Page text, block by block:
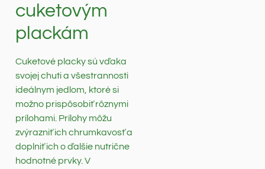
cuketovým
plackám
Cuketové placky sú vďaka
svojej chuti a všestrannosti
ideálnym jedlom, ktoré si
možno prispôsobiť rôznymi
prílohami. Prílohy môžu
zvýrazniť ich chrumkavosť a
doplniť ich o ďalšie nutrične
hodnotné prvky. V